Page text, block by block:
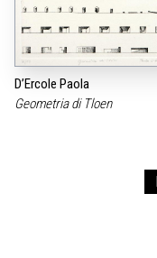
D’Ercole Paola
Geometria di Tloen